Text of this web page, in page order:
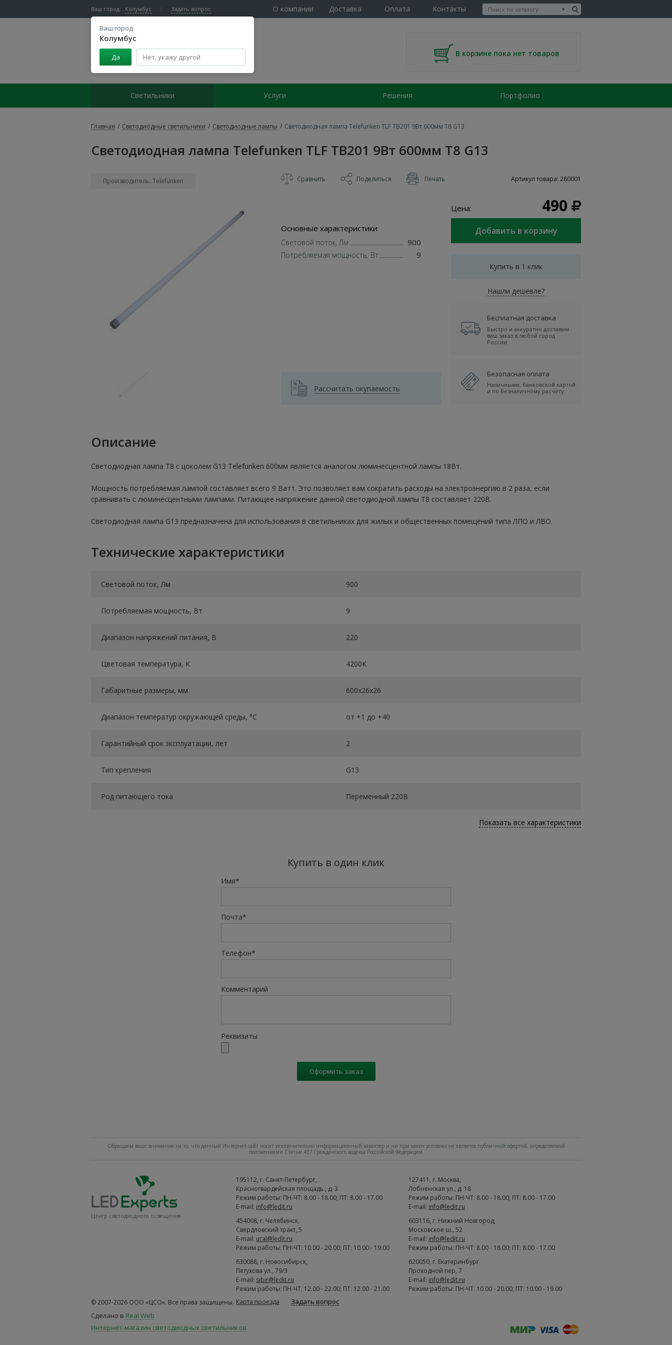
Ваш город: Колумбус
Ваш город
Колумбус
Да
Задать вопрос О компании Доставка Оплата Контакты
Центр светодиодного освещения
В корзине пока нет товаров
Светильники Услуги Решения Портфолио
Главная / Светодиодные светильники / Светодиодные лампы / Светодиодная лампа Telefunken TLF TB201 9Вт 600мм Т8 G13
Светодиодная лампа Telefunken TLF TB201 9Вт 600мм Т8 G13
Производитель: Telefunken Сравнить Поделиться Печать Артикул товара: 280001
Основные характеристики
Световой поток, Лм 900
Потребляемая мощность, Вт 9
Рассчитать окупаемость
Цена: 490
Купить в 1 клик
Нашли дешевле?
Бесплатная доставка
Быстро и аккуратно доставим
ваш заказ в любой город
России
Безопасная оплата
Наличными, банковской картой
и по безналичному расчету
Описание
Светодиодная лампа Т8 с цоколем G13 Telefunken 600мм является аналогом люминесцентной лампы 18Вт.
Мощность потребляемая лампой составляет всего 9 Ватт. Это позволяет вам сократить расходы на электроэнергию в 2 раза, если
сравнивать с люминесцентными лампами. Питающее напряжение данной светодиодной лампы Т8 составляет 220В.
Светодиодная лампа G13 предназначена для использования в светильниках для жилых и общественных помещений типа ЛПО и ЛВО.
Технические характеристики
Световой поток, Лм 900
Потребляемая мощность, Вт 9
Диапазон напряжений питания, В 220
Цветовая температура, К 4200K
Габаритные размеры, мм 600х26х26
Диапазон температур окружающей среды, °C от +1 до +40
Гарантийный срок эксплуатации, лет 2
Тип крепления G13
Род питающего тока Переменный 220В
Показать все характеристики
Купить в один клик
Имя*
Почта*
Телефон*
Комментарий
Реквизиты
Оформить заказ
Обращаем ваше внимание на то, что данный Интернет-сайт носит исключительно информационный характер и ни при каких условиях не является публичной офертой, определяемой
положениями Статьи 437 Гражданского кодекса Российской Федерации.
Центр светодиодного освещения
195112, г. Cанкт-Петербург,
Красногвардейская площадь., д. 3
Режим работы: ПН-ЧТ: 8.00 - 18.00; ПТ: 8.00 - 17.00
E-mail: info@ledit.ru
127411 , г. Москва,
Лобненская ул., д. 18
Режим работы: ПН-ЧТ: 8.00 - 18.00; ПТ: 8.00 - 17.00
E-mail: info@ledit.ru
454008, г. Челябинск,
Свердловский тракт, 5
E-mail: ural@ledit.ru
Режим работы: ПН-ЧТ: 10.00 - 20.00; ПТ: 10.00 - 19.00
603116, г. Нижний Новгород,
Московское ш., 52
E-mail: info@ledit.ru
Режим работы: ПН-ЧТ: 8.00 - 18.00; ПТ: 8.00 - 17.00
630088, г. Новосибирск,
Петухова ул., 79/3
E-mail: sibir@ledit.ru
Режим работы: ПН-ЧТ: 12.00 - 22.00; ПТ: 12.00 - 21.00
620050, г. Екатеринбург
Проходной пер, 7
E-mail: info@ledit.ru
Режим работы: ПН-ЧТ: 10.00 - 20.00; ПТ: 10.00 - 19.00
Карта проезда
Задать вопрос
© 2007-2026 ООО «ЦСО». Все права защищены.
Сделано в Real Web
Интернет-магазин светодиодных светильников